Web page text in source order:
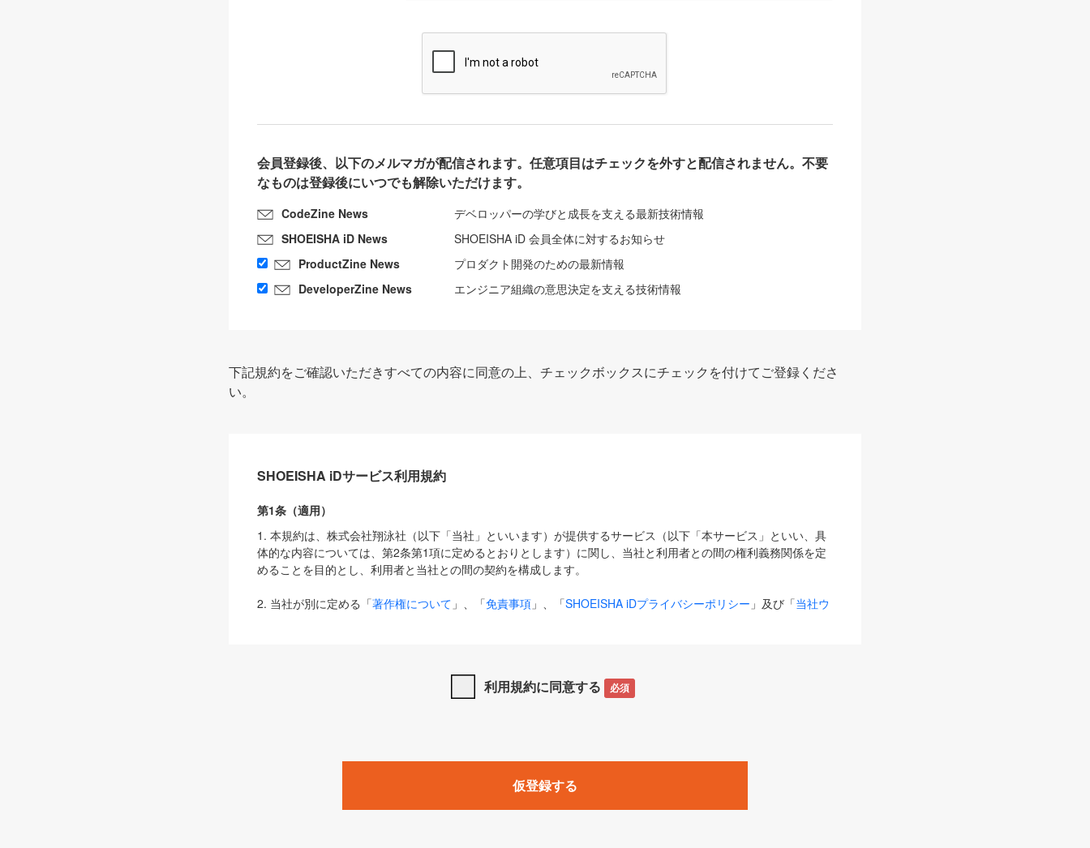
会員登録後、以下のメルマガが配信されます。任意項目はチェックを外すと配信されません。不要
なものは登録後にいつでも解除いただけます。
CodeZine News
デベロッパーの学びと成長を支える最新技術情報
SHOEISHA iD News
SHOEISHA iD 会員全体に対するお知らせ
ProductZine News
プロダクト開発のための最新情報
DeveloperZine News
エンジニア組織の意思決定を支える技術情報
下記規約をご確認いただきすべての内容に同意の上、チェックボックスにチェックを付けてご登録くださ
い。
SHOEISHA iDサービス利用規約
第1条（適用）
1. 本規約は、株式会社翔泳社（以下「当社」といいます）が提供するサービス（以下「本サービス」といい、具
体的な内容については、第2条第1項に定めるとおりとします）に関し、当社と利用者との間の権利義務関係を定
めることを目的とし、利用者と当社との間の契約を構成します。
2. 当社が別に定める「著作権について 」、「免責事項 」、「SHOEISHA iDプライバシーポリシー 」及び「当社ウ
は、本規約の規定が優先して適用されるものとします。
1. 「本サービス」とは、当社が提供する以下のサービス（名称や内容が変更された場合、変更後のサービスを含
みます）及びこれらサービスに関連して当社が実施するイベントやキャンペーンをいいます。
「SEBook」「SEShop」「CodeZine」「MarkeZine」「EnterpriseZine」「ECzine」「Biz/Zine」「HRzine」
利用規約に同意する 必須
仮登録する